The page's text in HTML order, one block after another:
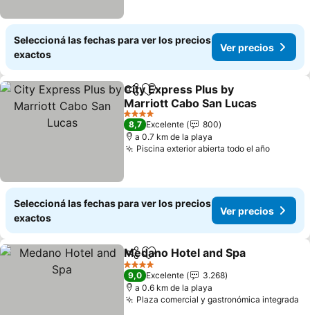
Seleccioná las fechas para ver los precios
exactos
Ver precios
CompartirAñadir a favoritos
City Express Plus by
Marriott Cabo San Lucas
Ver precios
4 Estrellas
8,7 Excelente
800
a 0.7 km de la playa
Piscina exterior abierta todo el añoVer
Seleccioná las fechas para ver los precios
exactos
Ver precios
CompartirAñadir a favoritos
Medano Hotel and Spa
4 Estrellas
9,0 Excelente
3.268
a 0.6 km de la playa
Plaza comercial y gastronómica integrada